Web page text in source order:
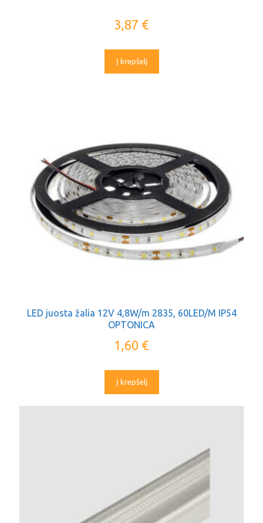
3,87 €
Į krepšelį
LED juosta žalia 12V 4,8W/m 2835, 60LED/M IP54
OPTONICA
1,60 €
Į krepšelį